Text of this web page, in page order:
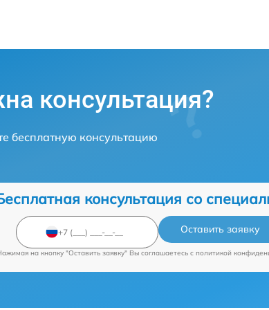
консультация?
бесплатную консультацию
консультация со
Оставить заявку
на кнопку "Оставить заявку" Вы соглашаетесь c политикой